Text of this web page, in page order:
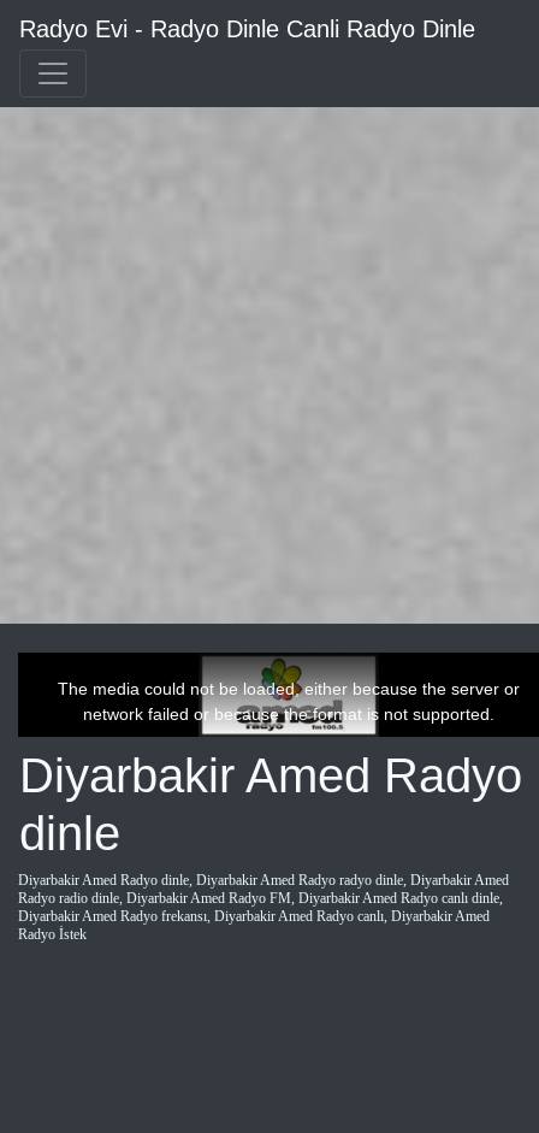
Radyo Evi - Radyo Dinle Canli Radyo Dinle
The media could not be loaded, either because the server or
network failed or because the format is not supported.
Diyarbakir Amed Radyo
dinle
Diyarbakir Amed Radyo dinle, Diyarbakir Amed Radyo radyo dinle, Diyarbakir Amed
Radyo radio dinle, Diyarbakir Amed Radyo FM, Diyarbakir Amed Radyo canlı dinle,
Diyarbakir Amed Radyo frekansı, Diyarbakir Amed Radyo canlı, Diyarbakir Amed
Radyo İstek